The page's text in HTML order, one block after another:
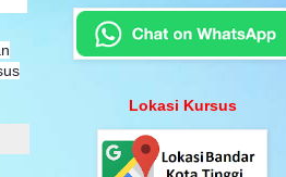
Lokasi Kursus